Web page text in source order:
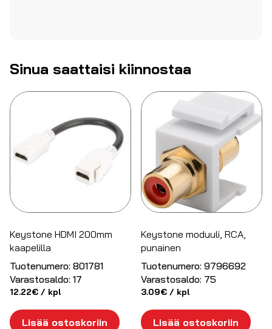
Sinua saattaisi kiinnostaa
Keystone HDMI 200mm
kaapelilla
Tuotenumero: 801781
Varastosaldo: 17
12.22€ / kpl
Lisää ostoskoriin
Keystone moduuli, RCA,
punainen
Tuotenumero: 9796692
Varastosaldo: 75
3.09€ / kpl
Lisää ostoskoriin